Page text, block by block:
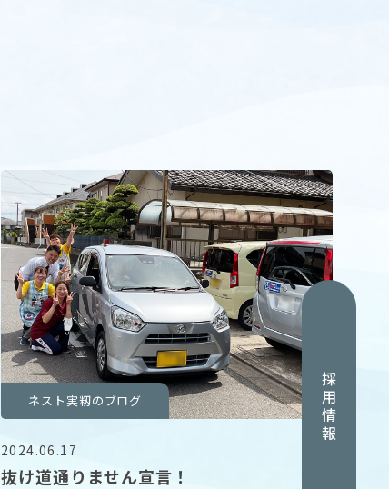
採用情報
ネスト実籾のブログ
2024.06.17
抜け道通りません宣言！